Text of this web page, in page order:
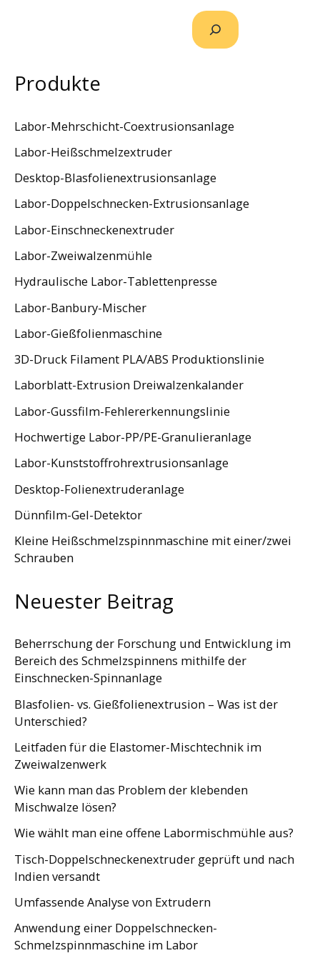
Produkte
Labor-Mehrschicht-Coextrusionsanlage
Labor-Heißschmelzextruder
Desktop-Blasfolienextrusionsanlage
Labor-Doppelschnecken-Extrusionsanlage
Labor-Einschneckenextruder
Labor-Zweiwalzenmühle
Hydraulische Labor-Tablettenpresse
Labor-Banbury-Mischer
Labor-Gießfolienmaschine
3D-Druck Filament PLA/ABS Produktionslinie
Laborblatt-Extrusion Dreiwalzenkalander
Labor-Gussfilm-Fehlererkennungslinie
Hochwertige Labor-PP/PE-Granulieranlage
Labor-Kunststoffrohrextrusionsanlage
Desktop-Folienextruderanlage
Dünnfilm-Gel-Detektor
Kleine Heißschmelzspinnmaschine mit einer/zwei
Schrauben
Neuester Beitrag
Beherrschung der Forschung und Entwicklung im
Bereich des Schmelzspinnens mithilfe der
Einschnecken-Spinnanlage
Blasfolien- vs. Gießfolienextrusion – Was ist der
Unterschied?
Leitfaden für die Elastomer-Mischtechnik im
Zweiwalzenwerk
Wie kann man das Problem der klebenden
Mischwalze lösen?
Wie wählt man eine offene Labormischmühle aus?
Tisch-Doppelschneckenextruder geprüft und nach
Indien versandt
Umfassende Analyse von Extrudern
Anwendung einer Doppelschnecken-
Schmelzspinnmaschine im Labor